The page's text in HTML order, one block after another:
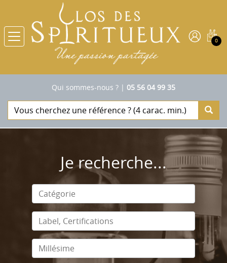
0
Qui sommes-nous ? | 05 56 04 99 35
Je recherche...